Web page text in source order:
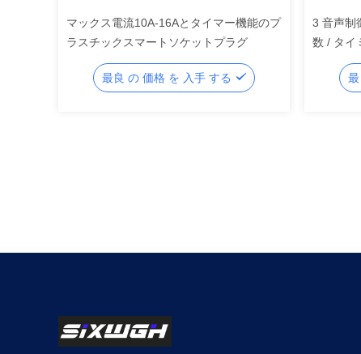
マックス電流10A-16Aとタイマー機能のプ
ラスチックスマートソケットプラグ
最良 の 価格 を 入手 する
3 音声制
数 / タイ